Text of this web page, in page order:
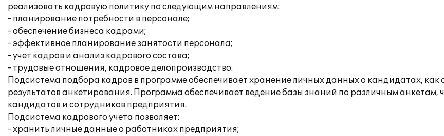
реализовать кадровую политику по следующим направлениям:
- планирование потребности в персонале;
- обеспечение бизнеса кадрами;
- эффективное планирование занятости персонала;
- учет кадров и анализ кадрового состава;
- трудовые отношения, кадровое делопроизводство.
Подсистема подбора кадров в программе обеспечивает хранение личных данных о кандидатах, как
результатов анкетирования. Программа обеспечивает ведение базы знаний по различным
кандидатов и сотрудников предприятия.
Подсистема кадрового учета позволяет:
- хранить личные данные о работниках предприятия;